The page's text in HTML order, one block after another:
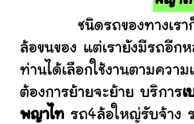
ชนิดรถของทางเราก็ไ
ล้อขนของ แต่เรายังมีรถอีก
ท่านได้เลือกใช้งานตามควา
ต้องการย้ายจะย้าย บริการเ
พญาไท รถ4ล้อใหญ่รับจ้าง